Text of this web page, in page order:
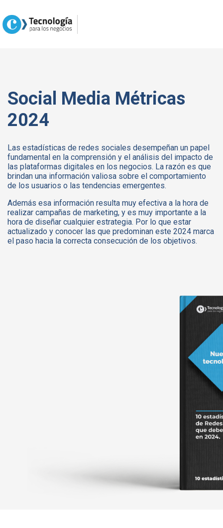
Social Media Métricas
2024
Las estadísticas de redes sociales desempeñan un papel
fundamental en la comprensión y el análisis del impacto de
las plataformas digitales en los negocios. La razón es que
brindan una información valiosa sobre el comportamiento
de los usuarios o las tendencias emergentes.
Además esa información resulta muy efectiva a la hora de
realizar campañas de marketing, y es muy importante a la
hora de diseñar cualquier estrategia. Por lo que estar
actualizado y conocer las que predominan este 2024 marca
el paso hacia la correcta consecución de los objetivos.